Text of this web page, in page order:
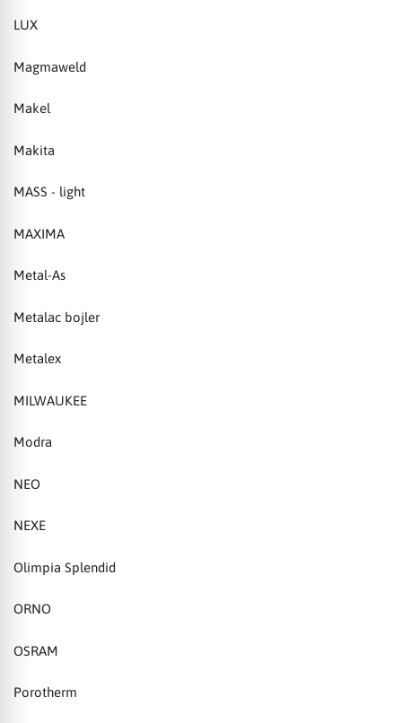
LUX
Magmaweld
Makel
Makita
MASS - light
MAXIMA
Metal-As
Metalac bojler
Metalex
MILWAUKEE
Modra
NEO
NEXE
Olimpia Splendid
ORNO
OSRAM
Porotherm